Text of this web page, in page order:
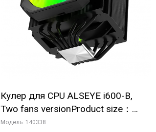
Кулер для CPU ALSEYE i600-B,
Two fans versionProduct size：
144x121x159mmTDP：
Модель: 140338